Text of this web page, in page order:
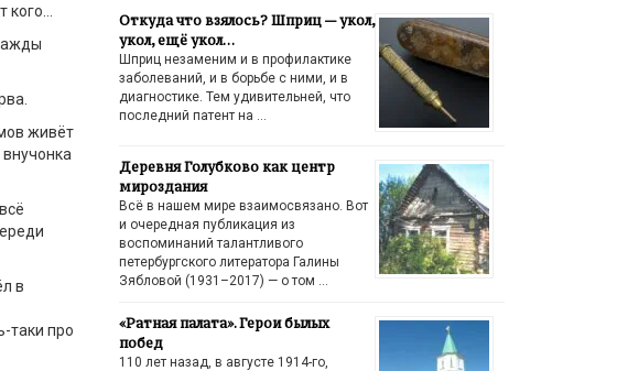
живёт
в
таки про
Откуда что взялось? Шприц — укол,
укол, ещё укол…
Шприц незаменим и в профилактике
заболеваний, и в борьбе с ними, и в
диагностике. Тем удивительней, что
последний патент на …
Деревня Голубково как центр
мироздания
Всё в нашем мире взаимосвязано. Вот
и очередная публикация из
воспоминаний талантливого
петербургского литератора Галины
Зябловой (1931–2017) — о том …
«Ратная палата». Герои былых
побед
110 лет назад, в августе 1914-го,